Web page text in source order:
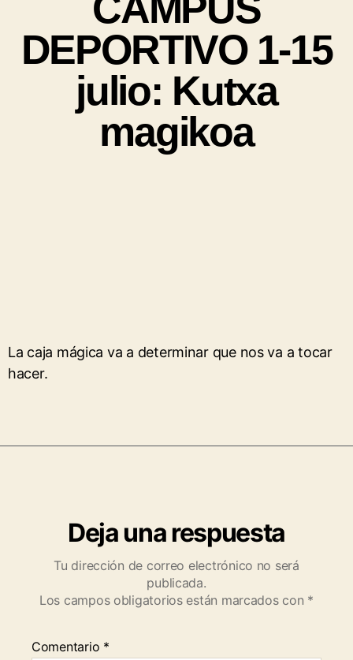
DEPORTIVO 1-15
julio: Kutxa
magikoa
La caja mágica va a determinar que nos va a tocar
hacer.
Deja una respuesta
Tu dirección de correo electrónico no será
publicada.
Los campos obligatorios están marcados con *
Comentario *